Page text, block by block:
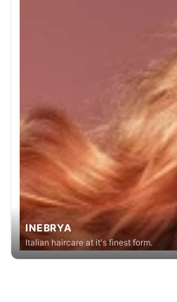
INEBRYA
Italian haircare at it's finest form.